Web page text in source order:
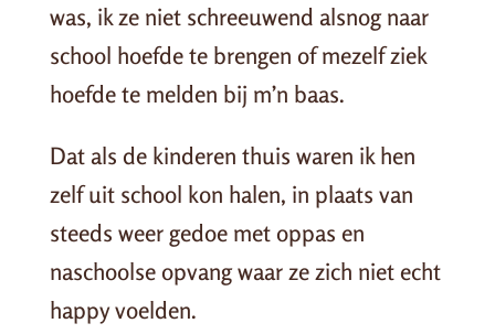
was, ik ze niet schreeuwend alsnog naar
school hoefde te brengen of mezelf ziek
hoefde te melden bij m’n baas.
Dat als de kinderen thuis waren ik hen
zelf uit school kon halen, in plaats van
steeds weer gedoe met oppas en
naschoolse opvang waar ze zich niet echt
happy voelden.